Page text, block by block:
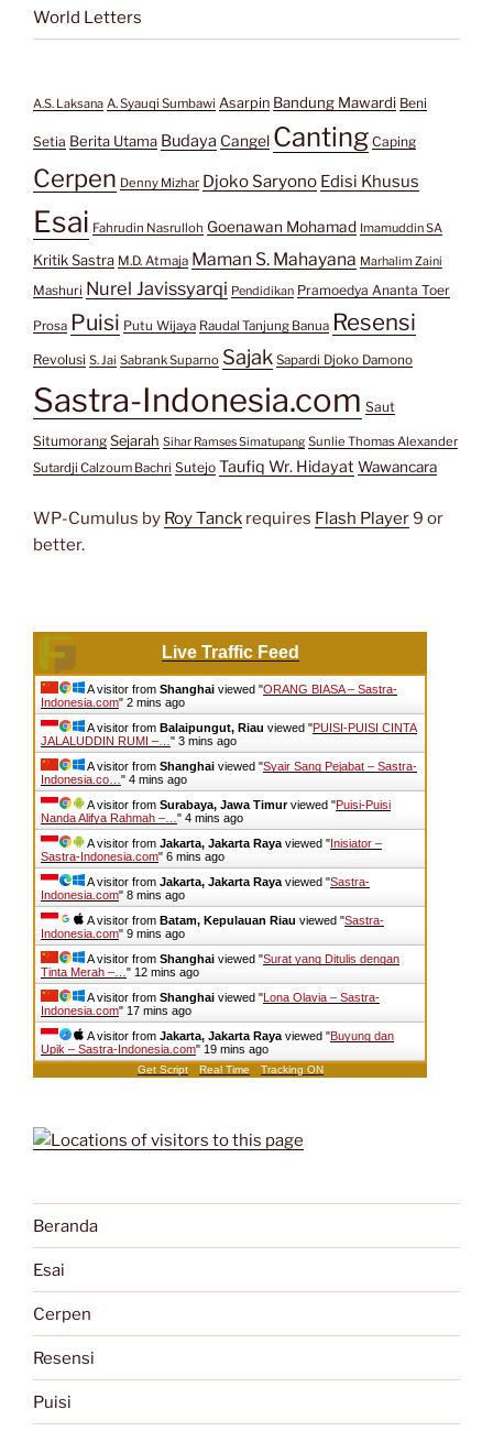
World Letters
A.S. Laksana A. Syauqi Sumbawi Asarpin Bandung Mawardi Beni
Setia Berita Utama Budaya Cangel Canting Caping
Cerpen Denny Mizhar Djoko Saryono Edisi Khusus
Esai Fahrudin Nasrulloh Goenawan Mohamad Imamuddin SA
Kritik Sastra M.D. Atmaja Maman S. Mahayana Marhalim Zaini
Mashuri Nurel Javissyarqi Pendidikan Pramoedya Ananta Toer
Prosa Puisi Putu Wijaya Raudal Tanjung Banua Resensi
Revolusi S. Jai Sabrank Suparno Sajak Sapardi Djoko Damono
Sastra-Indonesia.com Saut
Situmorang Sejarah Sihar Ramses Simatupang Sunlie Thomas Alexander
Sutardji Calzoum Bachri Sutejo Taufiq Wr. Hidayat Wawancara
WP-Cumulus by Roy Tanck requires Flash Player9 or
better.
Live Traffic Feed
A visitor from Shanghai viewed "ORANG BIASA – Sastra-
Indonesia.com" 2 mins ago
A visitor from Balaipungut, Riau viewed "PUISI-PUISI CINTA
JALALUDDIN RUMI –… " 3 mins ago
A visitor from Shanghai viewed "Syair Sang Pejabat – Sastra-
Indonesia.co… " 4 mins ago
A visitor from Surabaya, Jawa Timurviewed "Puisi-Puisi
Nanda Alifya Rahmah –… " 4 mins ago
A visitor from Jakarta, Jakarta Raya viewed " Inisiator –
Sastra-Indonesia.com" 6 mins ago
A visitor from Jakarta, Jakarta Raya viewed "Sastra-
Indonesia.com" 8 mins ago
A visitor from Batam, Kepulauan Riau viewed "Sastra-
Indonesia.com" 9 mins ago
A visitor from Shanghai viewed "Surat yang Ditulis dengan
Tinta Merah –… " 12 mins ago
A visitor from Shanghai viewed " Lona Olavia – Sastra-
Indonesia.com" 17 mins ago
A visitor from Jakarta, Jakarta Raya viewed "Buyung dan
Upik – Sastra-Indonesia.com" 19 mins ago
Get Script Real Time Tracking ON
Beranda
Esai
Cerpen
Resensi
Puisi